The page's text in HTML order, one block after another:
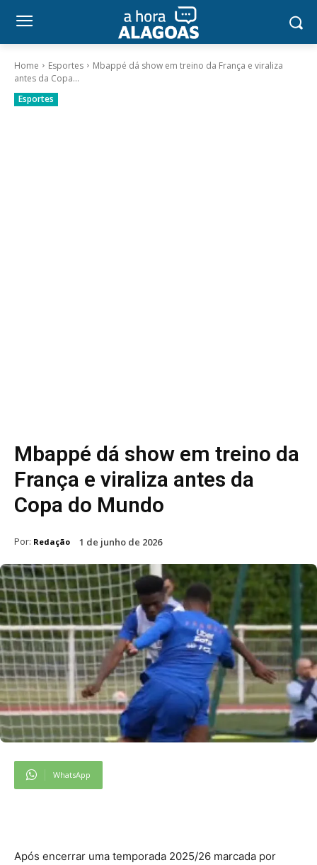
Home Esportes
Mbappé dá show em treino da França e viraliza
antes da Copa...
Esportes
Mbappé dá show em treino da
França e viraliza antes da
Copa do Mundo
Por: Redação 1 de junho de 2026
WhatsApp
Após encerrar uma temporada 2025/26 marcada por